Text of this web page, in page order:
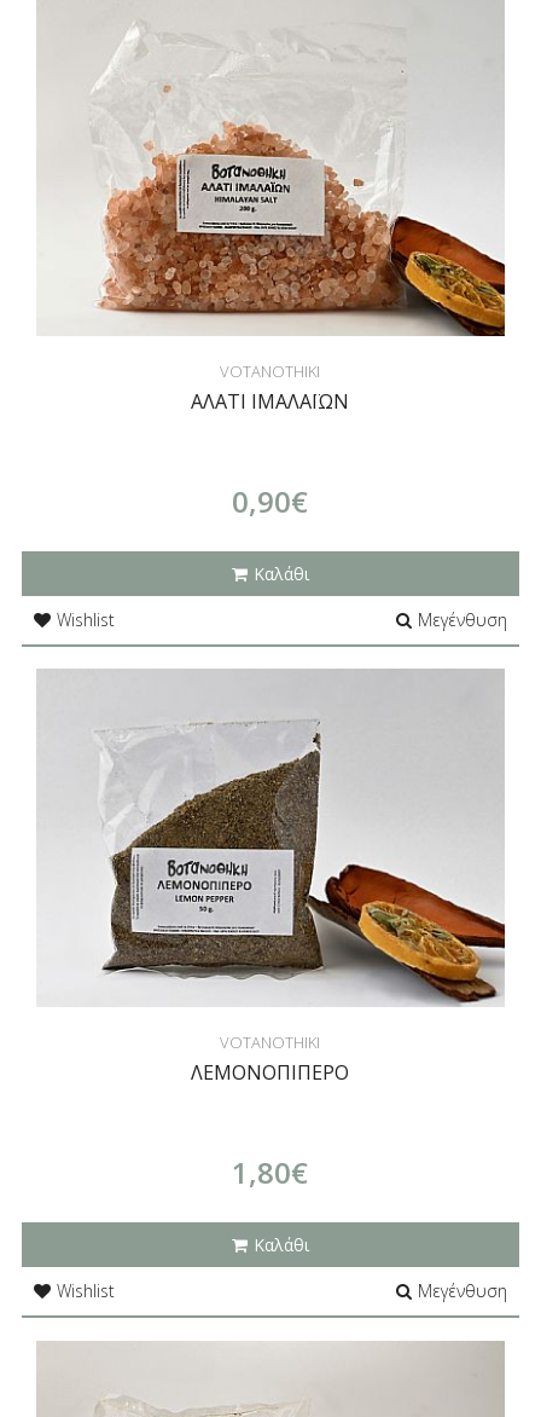
VOTANOTHIKI
ΑΛΑΤΙ ΙΜΑΛΑΪΩΝ
0,90€
Καλάθι
Wishlist
Μεγένθυση
VOTANOTHIKI
ΛΕΜΟΝΟΠΙΠΕΡΟ
1,80€
Καλάθι
Wishlist
Μεγένθυση